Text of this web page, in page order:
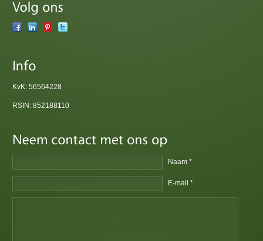
KvK: 56564228
RSIN: 852188110
Naam *
E-mail *